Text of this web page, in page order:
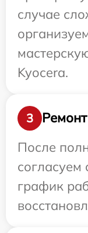
случае
Kyocera.
3
После
согласуем
график